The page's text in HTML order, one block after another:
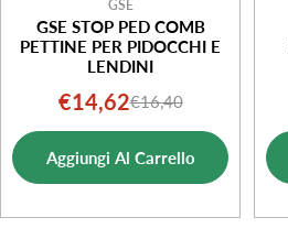
GSE
GSE STOP PED COMB
PETTINE PER PIDOCCHI E
LENDINI
Prezzo
di
vendita
€14,62Prezzo
normale
€16,40
Aggiungi Al Carrello